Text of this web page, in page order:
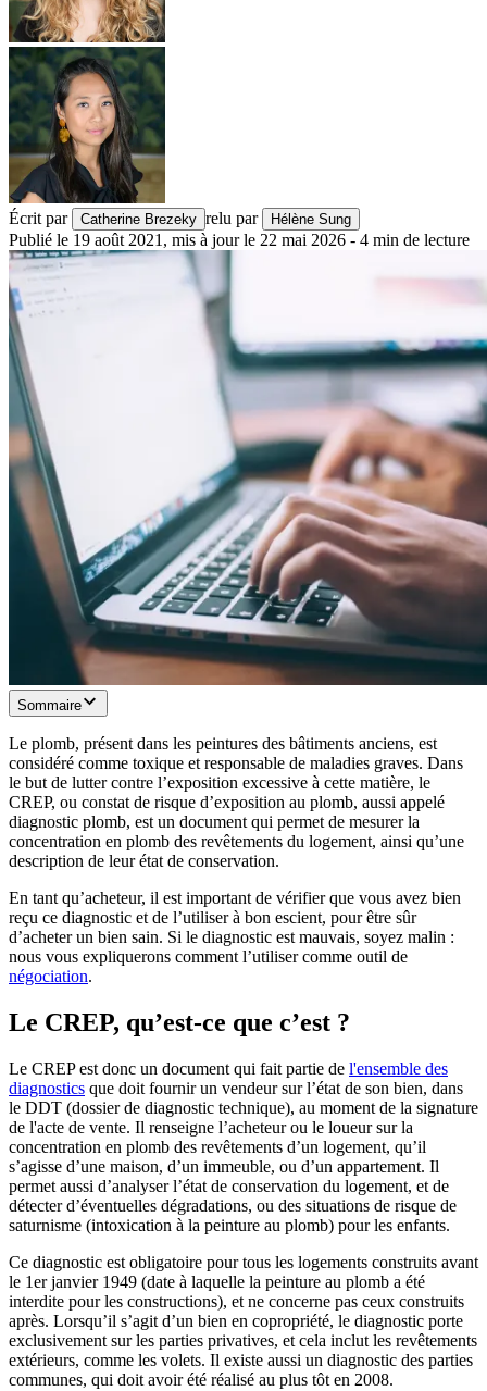
Écrit par Catherine Brezeky relu par Hélène Sung
Publié le 19 août 2021 , mis à jour le 22 mai 2026 - 4 min de lecture
Sommaire
Le plomb, présent dans les peintures des bâtiments anciens, est
considéré comme toxique et responsable de maladies graves. Dans
le but de lutter contre l’exposition excessive à cette matière, le
CREP, ou constat de risque d’exposition au plomb, aussi appelé
diagnostic plomb, est un document qui permet de mesurer la
concentration en plomb des revêtements du logement, ainsi qu’une
description de leur état de conservation.
En tant qu’acheteur, il est important de vérifier que vous avez bien
reçu ce diagnostic et de l’utiliser à bon escient, pour être sûr
d’acheter un bien sain. Si le diagnostic est mauvais, soyez malin :
nous vous expliquerons comment l’utiliser comme outil de
négociation.
Le CREP, qu’est-ce que c’est ?
Le CREP est donc un document qui fait partie de l'ensemble des
diagnostics que doit fournir un vendeur sur l’état de son bien, dans
le DDT (dossier de diagnostic technique), au moment de la signature
de l'acte de vente. Il renseigne l’acheteur ou le loueur sur la
concentration en plomb des revêtements d’un logement, qu’il
s’agisse d’une maison, d’un immeuble, ou d’un appartement. Il
permet aussi d’analyser l’état de conservation du logement, et de
détecter d’éventuelles dégradations, ou des situations de risque de
saturnisme (intoxication à la peinture au plomb) pour les enfants.
Ce diagnostic est obligatoire pour tous les logements construits avant
le 1er janvier 1949 (date à laquelle la peinture au plomb a été
interdite pour les constructions), et ne concerne pas ceux construits
après. Lorsqu’il s’agit d’un bien en copropriété, le diagnostic porte
exclusivement sur les parties privatives, et cela inclut les revêtements
extérieurs, comme les volets. Il existe aussi un diagnostic des parties
communes, qui doit avoir été réalisé au plus tôt en 2008.